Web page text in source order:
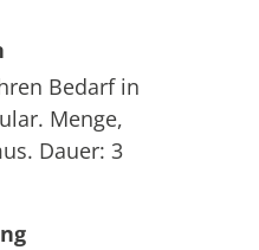
Bedarf in
Menge,
Dauer: 3